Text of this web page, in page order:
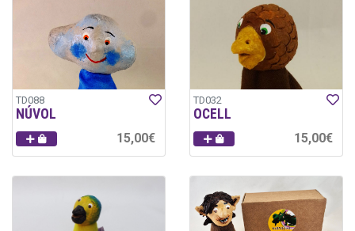
TD088
NÚVOL
15,00€
TD032
OCELL
15,00€